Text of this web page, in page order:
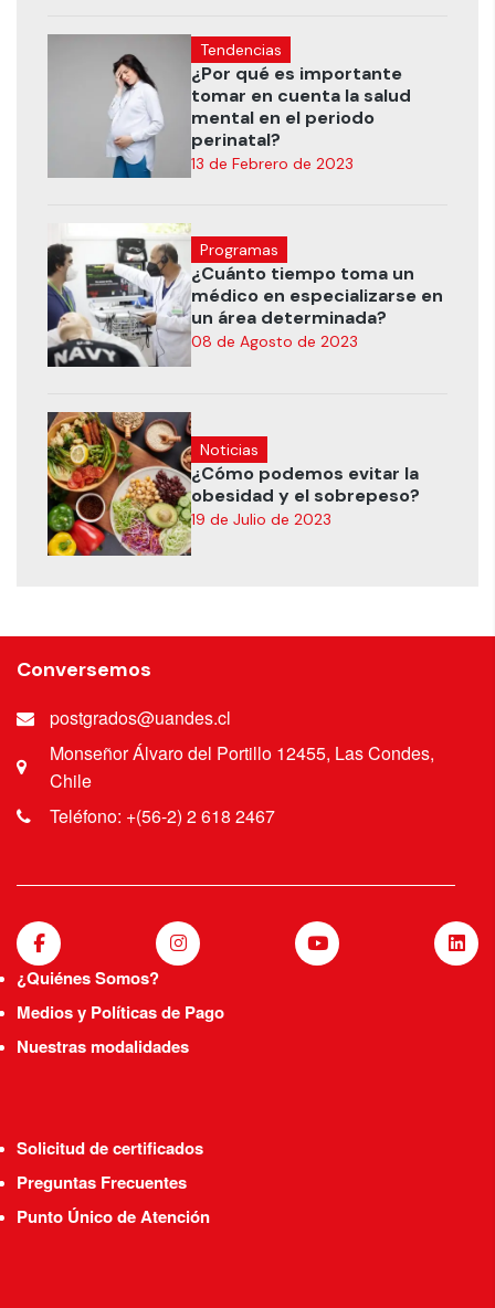
Tendencias
¿Por qué es importante
tomar en cuenta la salud
mental en el periodo
perinatal?
13 de Febrero de 2023
Programas
¿Cuánto tiempo toma un
médico en especializarse en
un área determinada?
08 de Agosto de 2023
Noticias
¿Cómo podemos evitar la
obesidad y el sobrepeso?
19 de Julio de 2023
Conversemos
postgrados@uandes.cl
Monseñor Álvaro del Portillo 12455, Las Condes,
Chile
Teléfono: +(56-2) 2 618 2467
¿Quiénes Somos?
Medios y Políticas de Pago
Nuestras modalidades
Solicitud de certificados
Preguntas Frecuentes
Punto Único de Atención